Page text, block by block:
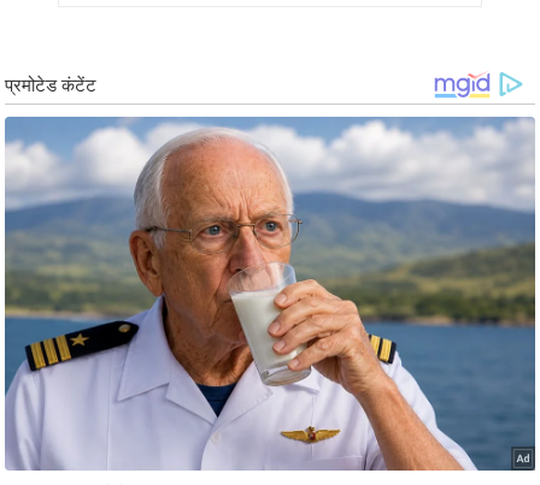
ली
वु
ड
फि
ल्म
स
मी
क्षा
B
r
e
a
k